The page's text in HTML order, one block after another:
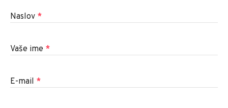
Naslov *
Vaše ime *
E-mail *